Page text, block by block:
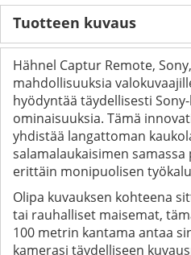
Tuotteen kuvaus
Hähnel Captur Remote,
mahdollisuuksia
hyödyntää täydellisesti
ominaisuuksia. Tämä
yhdistää langattoman
salamalaukaisimen
erittäin monipuolisen
Olipa kuvauksen kohteena
tai rauhalliset maisemat,
100 metrin kantama antaa
kamerasi täydelliseen